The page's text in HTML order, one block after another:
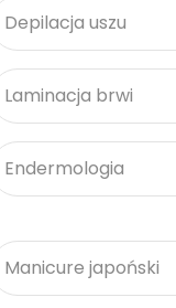
Depilacja uszu
Laminacja brwi
Endermologia
Manicure japoński